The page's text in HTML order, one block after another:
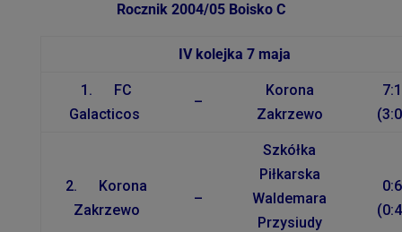
Rocznik 2004/05 Boisko C
IV kolejka 7 maja
1. FC
Galacticos
–
Korona
Zakrzewo
7:1
2. Korona
Zakrzewo
–
Szkółka
Piłkarska
Waldemara
Przysiudy
0:6